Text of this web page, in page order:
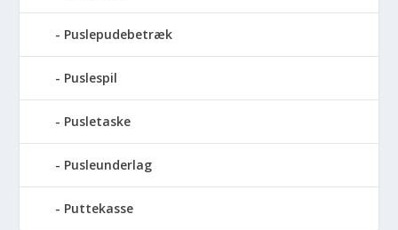
Puslepudebetræk
Puslespil
Pusletaske
Pusleunderlag
Puttekasse